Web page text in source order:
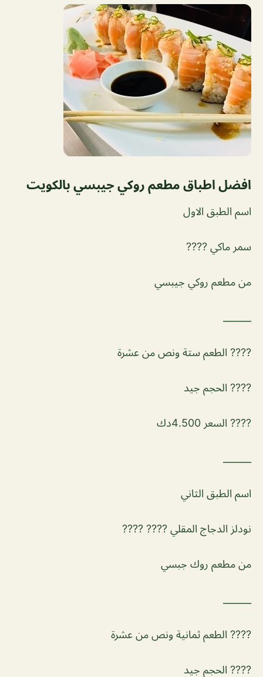
افضل اطباق مطعم روكي جيبسي بالكويت
اسم الطبق الاول
سمر ماكي ????
من مطعم روكي جيبسي
???? الطعم ستة ونص من عشرة
???? الحجم جيد
???? السعر 4.500دك
اسم الطبق الثاني
نودلز الدجاج المقلي ???? ????
من مطعم روك جبسي
???? الطعم ثمانية ونص من عشرة
???? الحجم جيد